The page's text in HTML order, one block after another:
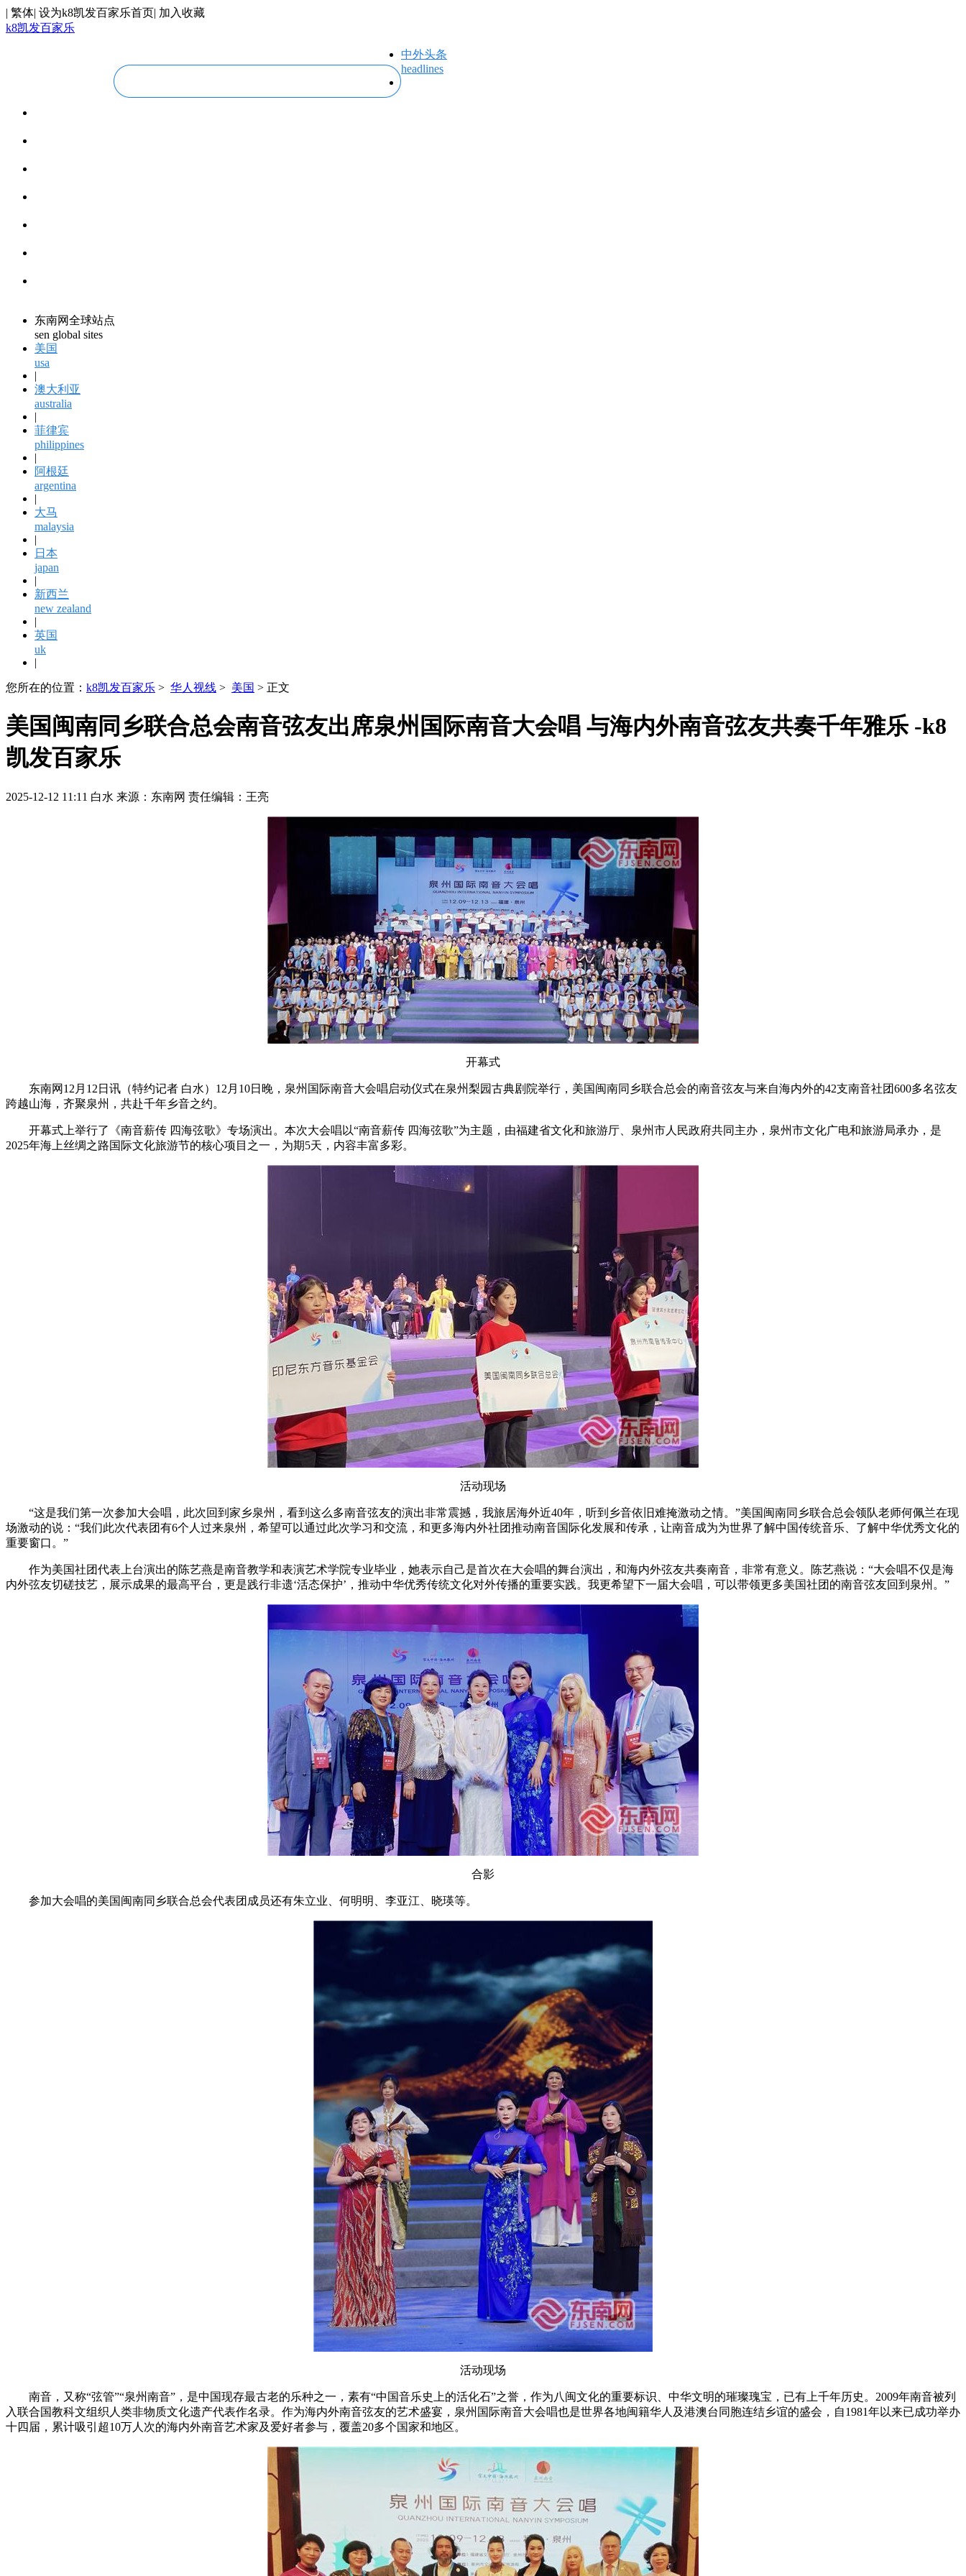
| 繁体| 设为k8凯发百家乐首页| 加入收藏
k8凯发百家乐
中外头条
headlines
东南网全球站点
sen global sites
美国
usa
|
澳大利亚
australia
|
菲律宾
philippines
|
阿根廷
argentina
|
大马
malaysia
|
日本
japan
|
新西兰
new zealand
|
英国
uk
|
您所在的位置： k8凯发百家乐 > 华人视线 > 美国 > 正文
美国闽南同乡联合总会南音弦友出席泉州国际南音大会唱 与海内外南音弦友共奏千年雅乐 -k8
凯发百家乐
2025-12-12 11:11 白水 来源：东南网 责任编辑：王亮
开幕式
东南网12月12日讯（特约记者 白水）12月10日晚，泉州国际南音大会唱启动仪式在泉州梨园古典剧院举行，美国闽南同乡联合总会的南音弦友与来自海内外的42支南音社团600多名弦友
跨越山海，齐聚泉州，共赴千年乡音之约。
开幕式上举行了《南音薪传 四海弦歌》专场演出。本次大会唱以“南音薪传 四海弦歌”为主题，由福建省文化和旅游厅、泉州市人民政府共同主办，泉州市文化广电和旅游局承办，是
2025年海上丝绸之路国际文化旅游节的核心项目之一，为期5天，内容丰富多彩。
活动现场
“这是我们第一次参加大会唱，此次回到家乡泉州，看到这么多南音弦友的演出非常震撼，我旅居海外近40年，听到乡音依旧难掩激动之情。”美国闽南同乡联合总会领队老师何佩兰在现
场激动的说：“我们此次代表团有6个人过来泉州，希望可以通过此次学习和交流，和更多海内外社团推动南音国际化发展和传承，让南音成为为世界了解中国传统音乐、了解中华优秀文化的
重要窗口。”
作为美国社团代表上台演出的陈艺燕是南音教学和表演艺术学院专业毕业，她表示自己是首次在大会唱的舞台演出，和海内外弦友共奏南音，非常有意义。陈艺燕说：“大会唱不仅是海
内外弦友切磋技艺，展示成果的最高平台，更是践行非遗‘活态保护’，推动中华优秀传统文化对外传播的重要实践。我更希望下一届大会唱，可以带领更多美国社团的南音弦友回到泉州。”
合影
参加大会唱的美国闽南同乡联合总会代表团成员还有朱立业、何明明、李亚江、晓瑛等。
活动现场
南音，又称“弦管”“泉州南音”，是中国现存最古老的乐种之一，素有“中国音乐史上的活化石”之誉，作为八闽文化的重要标识、中华文明的璀璨瑰宝，已有上千年历史。2009年南音被列
入联合国教科文组织人类非物质文化遗产代表作名录。作为海内外南音弦友的艺术盛宴，泉州国际南音大会唱也是世界各地闽籍华人及港澳台同胞连结乡谊的盛会，自1981年以来已成功举办
十四届，累计吸引超10万人次的海内外南音艺术家及爱好者参与，覆盖20多个国家和地区。